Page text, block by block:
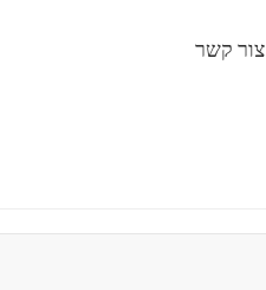
צור קשר